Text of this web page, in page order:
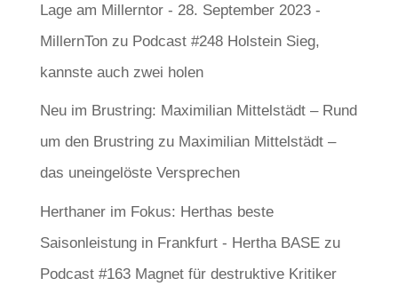
Lage am Millerntor - 28. September 2023 -
MillernTonzu Podcast #248 Holstein Sieg,
kannste auch zwei holen
Neu im Brustring: Maximilian Mittelstädt – Rund
um den Brustringzu Maximilian Mittelstädt –
das uneingelöste Versprechen
Herthaner im Fokus: Herthas beste
Saisonleistung in Frankfurt - Hertha BASEzu
Podcast #163 Magnet für destruktive Kritiker